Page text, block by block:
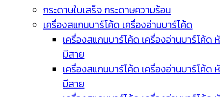
กระดาษใบเสร็จ กระดาษความร้อน
เครื่องสแกนบาร์โค้ด เครื่องอ่านบาร์โค้ด
เครื่องสแกนบาร์โค้ด เครื่องอ่านบาร์โค้ด
มีสาย
เครื่องสแกนบาร์โค้ด เครื่องอ่านบาร์โค้ด
มีสาย